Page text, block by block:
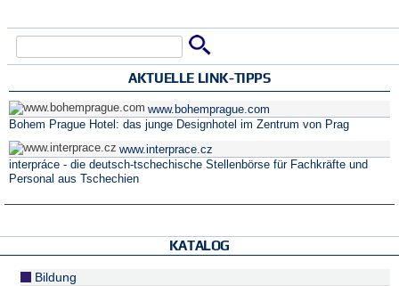
AKTUELLE LINK-TIPPS
www.bohemprague.com
Bohem Prague Hotel: das junge Designhotel im Zentrum von Prag
www.interprace.cz
interpráce - die deutsch-tschechische Stellenbörse für Fachkräfte und
Personal aus Tschechien
KATALOG
Bildung